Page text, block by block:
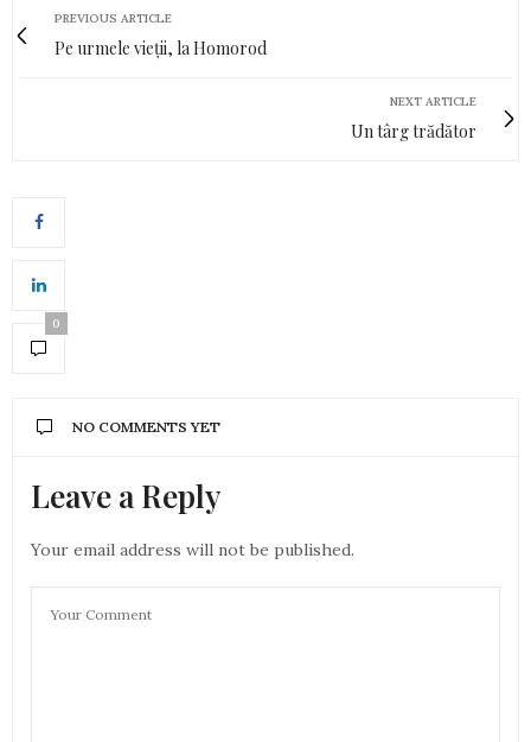
PREVIOUS ARTICLE
Pe urmele vieții, la Homorod
NEXT ARTICLE
Un târg trădător
0
NO COMMENTS YET
Leave a Reply
Your email address will not be published.